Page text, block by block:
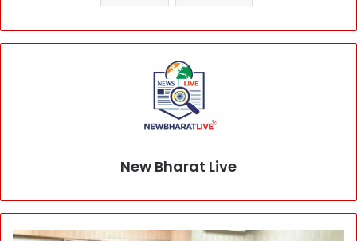
New Bharat Live